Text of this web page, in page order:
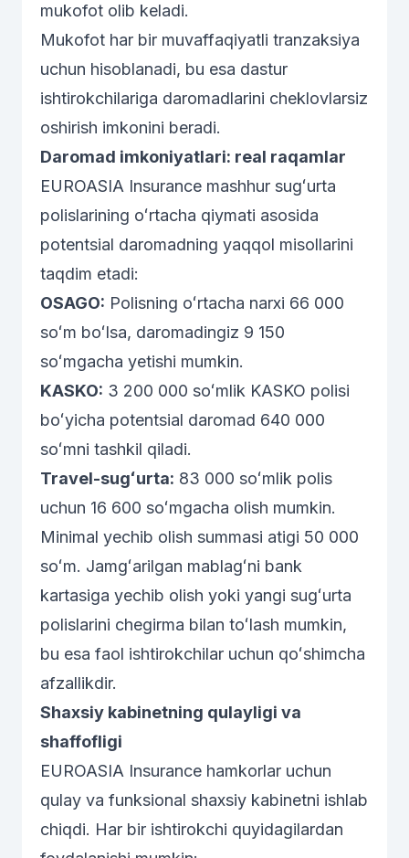
mukofot olib keladi.
Mukofot har bir muvaffaqiyatli tranzaksiya
uchun hisoblanadi, bu esa dastur
ishtirokchilariga daromadlarini cheklovlarsiz
oshirish imkonini beradi.
Daromad imkoniyatlari: real raqamlar
EUROASIA Insurance mashhur sugʻurta
polislarining oʻrtacha qiymati asosida
potentsial daromadning yaqqol misollarini
taqdim etadi:
OSAGO: Polisning oʻrtacha narxi 66 000
soʻm boʻlsa, daromadingiz 9 150
soʻmgacha yetishi mumkin.
KASKO: 3 200 000 soʻmlik KASKO polisi
boʻyicha potentsial daromad 640 000
soʻmni tashkil qiladi.
Travel-sugʻurta: 83 000 soʻmlik polis
uchun 16 600 soʻmgacha olish mumkin.
Minimal yechib olish summasi atigi 50 000
soʻm. Jamgʻarilgan mablagʻni bank
kartasiga yechib olish yoki yangi sugʻurta
polislarini chegirma bilan toʻlash mumkin,
bu esa faol ishtirokchilar uchun qoʻshimcha
afzallikdir.
Shaxsiy kabinetning qulayligi va
shaffofligi
EUROASIA Insurance hamkorlar uchun
qulay va funksional shaxsiy kabinetni ishlab
chiqdi. Har bir ishtirokchi quyidagilardan